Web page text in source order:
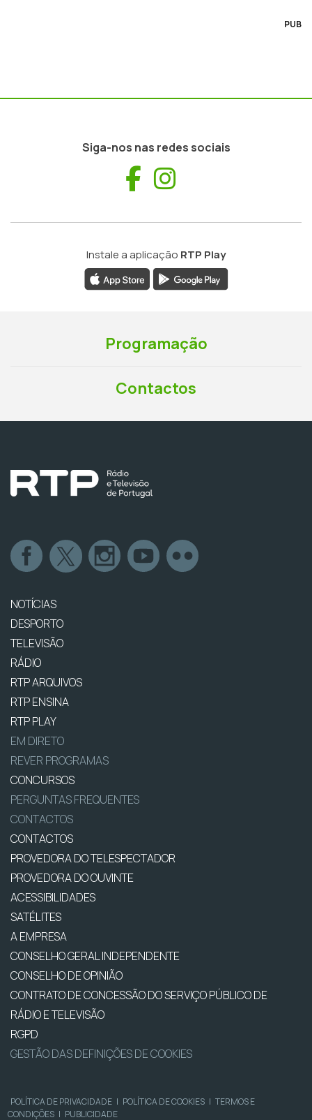
PUB
Siga-nos nas redes sociais
Facebook
Instale a aplicação RTP Play
Programação
Contactos
NOTÍCIAS
DESPORTO
TELEVISÃO
RÁDIO
RTP ARQUIVOS
RTP ENSINA
RTP PLAY
EM DIRETO
REVER PROGRAMAS
CONCURSOS
PERGUNTAS FREQUENTES
CONTACTOS
CONTACTOS
PROVEDORA DO TELESPECTADOR
PROVEDORA DO OUVINTE
ACESSIBILIDADES
SATÉLITES
A EMPRESA
CONSELHO GERAL INDEPENDENTE
CONSELHO DE OPINIÃO
CONTRATO DE CONCESSÃO DO SERVIÇO PÚBLICO DE
RÁDIO E TELEVISÃO
RGPD
GESTÃO DAS DEFINIÇÕES DE COOKIES
POLÍTICA DE PRIVACIDADE | POLÍTICA DE COOKIES | TERMOS E
CONDIÇÕES | PUBLICIDADE